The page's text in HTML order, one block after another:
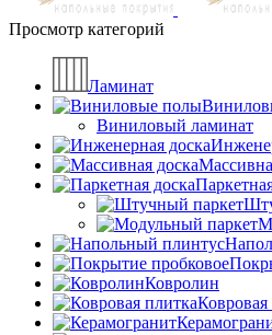
Просмотр категорий
Ламинат
Виниловый ламинат
Ковролин
Ковровая